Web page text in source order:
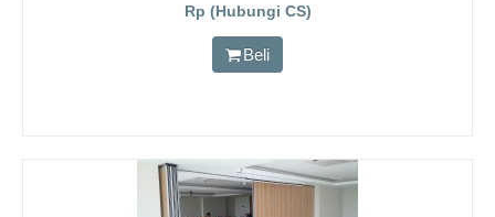
Rp (Hubungi CS)
Beli